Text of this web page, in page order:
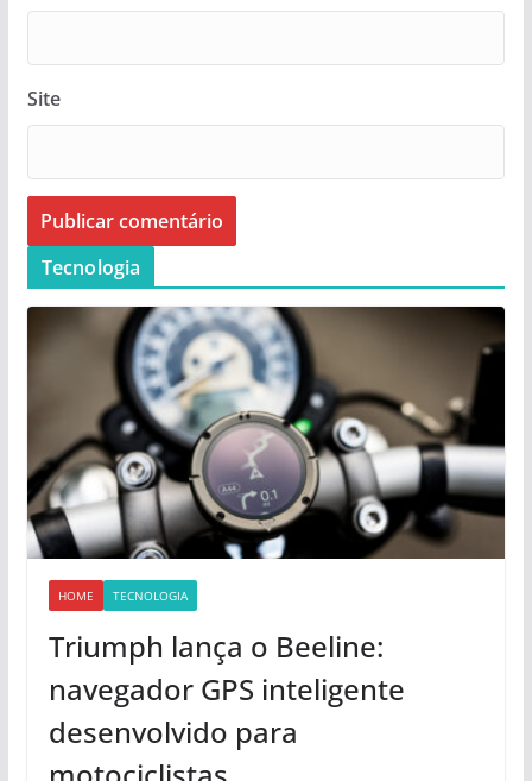
Site
Tecnologia
HOME TECNOLOGIA
Triumph lança o Beeline:
navegador GPS inteligente
desenvolvido para